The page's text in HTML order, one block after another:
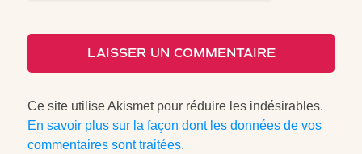
LAISSER UN COMMENTAIRE
Ce site utilise Akismet pour réduire les indésirables.
En savoir plus sur la façon dont les données de vos
commentaires sont traitées.